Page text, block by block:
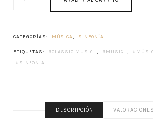
CONCEPCIÓN
CATEGORÍAS: MÚSICA, SINFONÍA
ETIQUETAS: CLASSIC MUSIC , MUSIC ,
SINFONIA
DESCRIPCIÓN